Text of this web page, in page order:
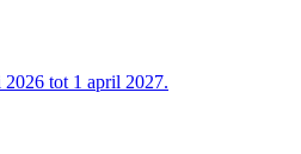
tot 1 april 2027.